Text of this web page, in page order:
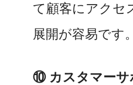
て顧客にアクセ
展開が容易です。
⑩ カスタマーサ